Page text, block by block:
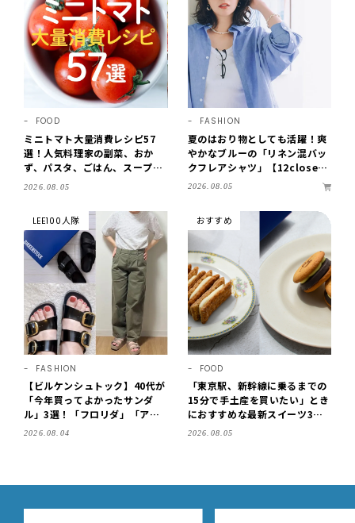
FOOD
ミニトマト大量消費レシピ57
選！人気料理家の副菜、おか
ず、パスタ、ごはん、スープま
で【保存版】
2026.08.05
FASHION
夏のはおり物としても活躍！爽
やかなブルーの「リネン混バッ
クフレアシャツ」【12close
t】
2026.08.05
LEE100人隊
FASHION
【ビルケンシュトック】40代が
「今年買ってよかったサンダ
ル」3選！「フロリダ」「アリ
ゾナ」の履き心地＆サイズ選び
2026.08.04
おすすめ
FOOD
「東京駅、新幹線に乗るまでの
15分で手土産を買いたい」とき
におすすめな最新スイーツ3選
【東京駅改札内・朝8時開店】
2026.08.05